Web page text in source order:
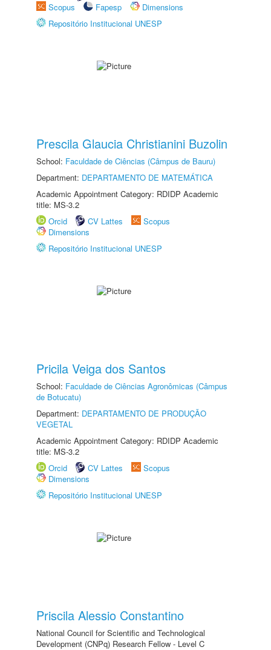
Scopus
Fapesp
Dimensions
Repositório Institucional UNESP
Prescila Glaucia Christianini Buzolin
School: Faculdade de Ciências (Câmpus de Bauru)
Department: DEPARTAMENTO DE MATEMÁTICA
Academic Appointment Category: RDIDP Academic
title: MS-3.2
Orcid
CV Lattes
Scopus
Dimensions
Repositório Institucional UNESP
Pricila Veiga dos Santos
School: Faculdade de Ciências Agronômicas (Câmpus
de Botucatu)
Department: DEPARTAMENTO DE PRODUÇÃO
VEGETAL
Academic Appointment Category: RDIDP Academic
title: MS-3.2
Orcid
CV Lattes
Scopus
Dimensions
Repositório Institucional UNESP
Priscila Alessio Constantino
National Council for Scientific and Technological
Development (CNPq) Research Fellow - Level C